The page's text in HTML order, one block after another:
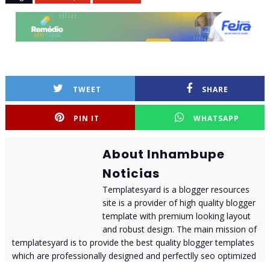
TWEET SHARE
PIN IT WHATSAPP
About Inhambupe
Noticias
Templatesyard is a blogger resources
site is a provider of high quality blogger
template with premium looking layout
and robust design. The main mission of
templatesyard is to provide the best quality blogger templates
which are professionally designed and perfectlly seo optimized